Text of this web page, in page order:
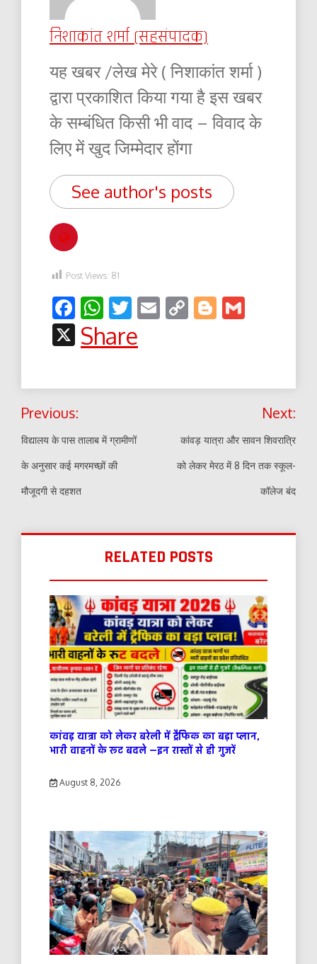
निशाकांत शर्मा (सहसंपादक)
यह खबर /लेख मेरे ( निशाकांत शर्मा )
द्वारा प्रकाशित किया गया है इस खबर
के सम्बंधित किसी भी वाद – विवाद के
लिए में खुद जिम्मेदार होंगा
See author's posts
Post Views: 81
Facebook
WhatsApp
Twitter
EmailCopyBlogger
X
Share
Post
navigation
Previous:
विद्यालय के पास तालाब में ग्रामीणों
के अनुसार कई मगरमच्छों की
मौजूदगी से दहशत
Next:
कांवड़ यात्रा और सावन शिवरात्रि
को लेकर मेरठ में 8 दिन तक स्कूल-
कॉलेज बंद
RELATED POSTS
कांवड़ यात्रा को लेकर बरेली में ट्रैफिक का बड़ा प्लान,
भारी वाहनों के रूट बदले —इन रास्तों से ही गुजरें
August 8, 2026